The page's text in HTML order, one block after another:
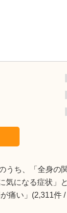
うち、「全身の
気になる症状」
痛い」(2,311件 /